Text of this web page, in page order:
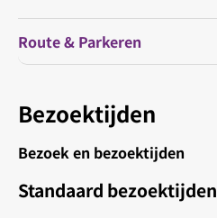
Route & Parkeren
Bezoektijden
Bezoek en bezoektijden
Standaard bezoektijden